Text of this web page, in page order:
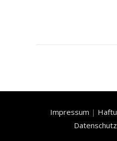
Impressum |